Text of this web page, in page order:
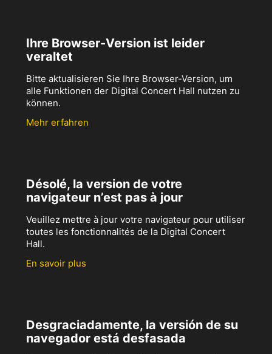
Ihre Browser-Version ist leider
veraltet
Bitte aktualisieren Sie Ihre Browser-Version, um
alle Funktionen der Digital Concert Hall nutzen zu
können.
Mehr erfahren
Désolé, la version de votre
navigateur n’est pas à jour
Veuillez mettre à jour votre navigateur pour utiliser
toutes les fonctionnalités de la Digital Concert
Hall.
En savoir plus
Desgraciadamente, la versión de su
navegador está desfasada